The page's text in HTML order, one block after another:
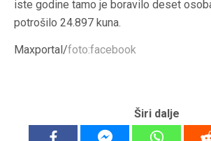
iste godine tamo je boravilo deset
potrošilo 24.897 kuna.
Maxportal/foto:facebook
Širi dalje